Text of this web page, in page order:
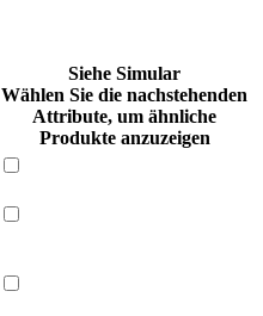
Siehe Simular
Wählen Sie die nachstehenden
Attribute, um ähnliche
Produkte anzuzeigen